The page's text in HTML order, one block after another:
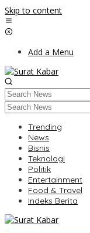
Skip to content
Add a Menu
Trending
News
Bisnis
Teknologi
Politik
Entertainment
Food & Travel
Indeks Berita